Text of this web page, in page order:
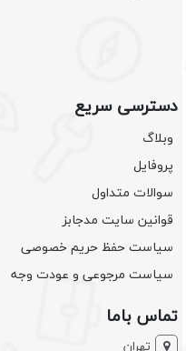
دسترسی سریع
وبلاگ
پروفایل
سوالات متداول
قوانین سایت مدجابز
سیاست حفظ حریم خصوصی
سیاست مرجوعی و عودت وجه
تماس باما
تهران